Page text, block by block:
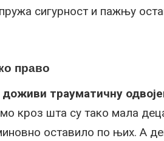
сигурност и пажњу
право
трауматичну
кроз шта су тако мала
оставило по њих. А